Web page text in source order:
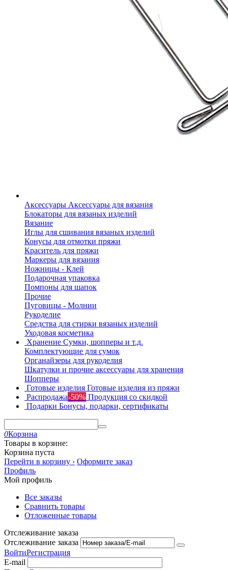
Аксессуары Аксессуары для вязания
Блокаторы для вязаных изделий
Вязание
Иглы для сшивания вязаных изделий
Конусы для отмотки пряжи
Краситель для пряжи
Маркеры для вязания
Ножницы - Клей
Подарочная упаковка
Помпоны для шапок
Прочие
Пуговицы - Молнии
Рукоделие
Средства для стирки вязаных изделий
Уходовая косметика
Хранение Сумки, шопперы и т.д.
Комплектующие для сумок
Органайзеры для рукоделия
Шкатулки и прочие аксессуары для хранения
Шопперы
Готовые изделия Готовые изделия из пряжи
Распродажа-50% Продукция со скидкой
Подарки Бонусы, подарки, сертификаты
0Корзина
Товары в корзине:
Корзина пуста
Перейти в корзину › Оформите заказ
Профиль
Мой профиль
Все заказы
Сравнить товары
Отложенные товары
Отслеживание заказа
Отслеживание заказа
ВойтиРегистрация
E-mail